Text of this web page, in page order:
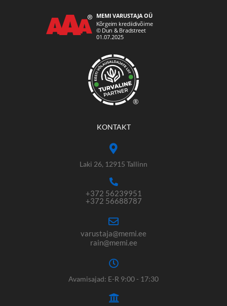
®
KONTAKT
Laki 26, 12915 Tallinn
+372 56239951
+372 56688787
varustaja@memi.ee
rain@memi.ee
Avamisajad: E-R 9:00 - 17:30